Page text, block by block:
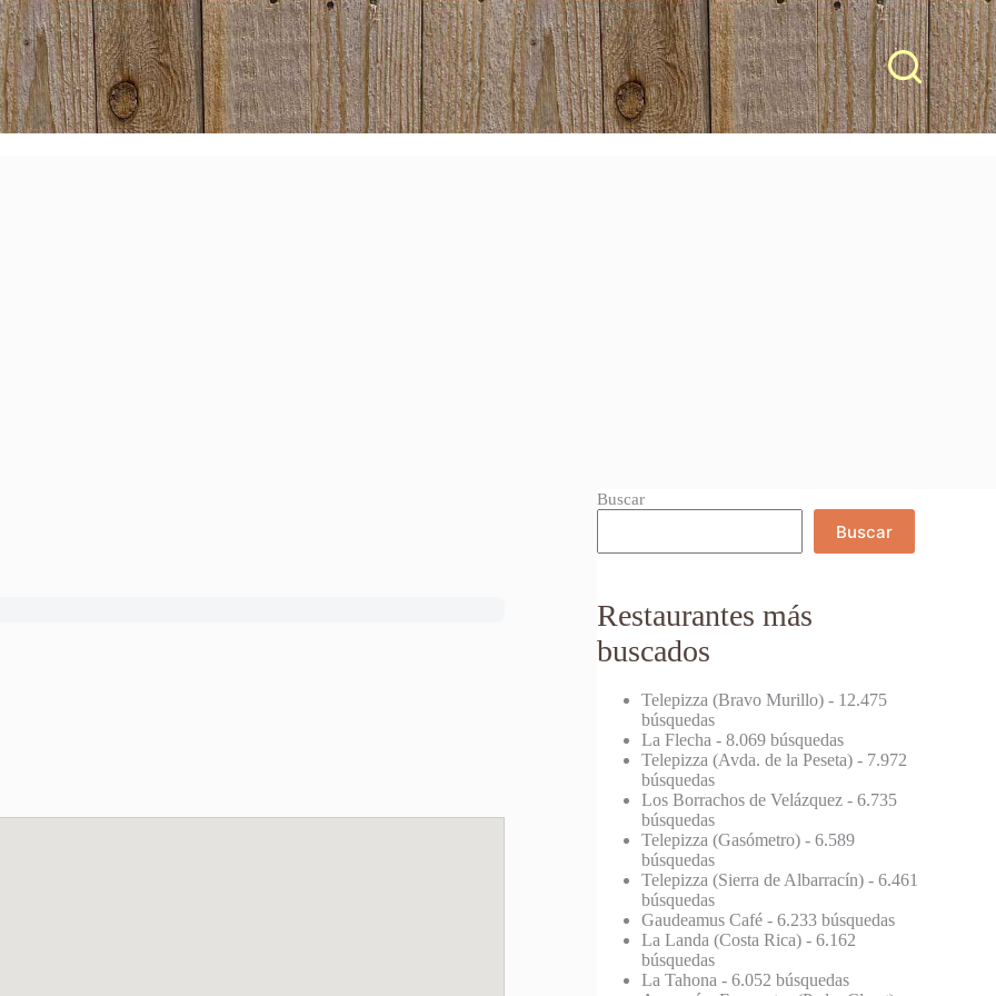
Buscar
Buscar
Restaurantes más
buscados
Telepizza (Bravo Murillo) - 12.475
búsquedas
La Flecha - 8.069 búsquedas
Telepizza (Avda. de la Peseta) - 7.972
búsquedas
Los Borrachos de Velázquez - 6.735
búsquedas
Telepizza (Gasómetro) - 6.589
búsquedas
Telepizza (Sierra de Albarracín) - 6.461
búsquedas
Gaudeamus Café - 6.233 búsquedas
La Landa (Costa Rica) - 6.162
búsquedas
La Tahona - 6.052 búsquedas